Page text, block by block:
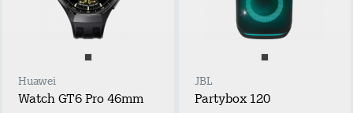
Huawei
Watch GT6 Pro 46mm
JBL
Partybox 120